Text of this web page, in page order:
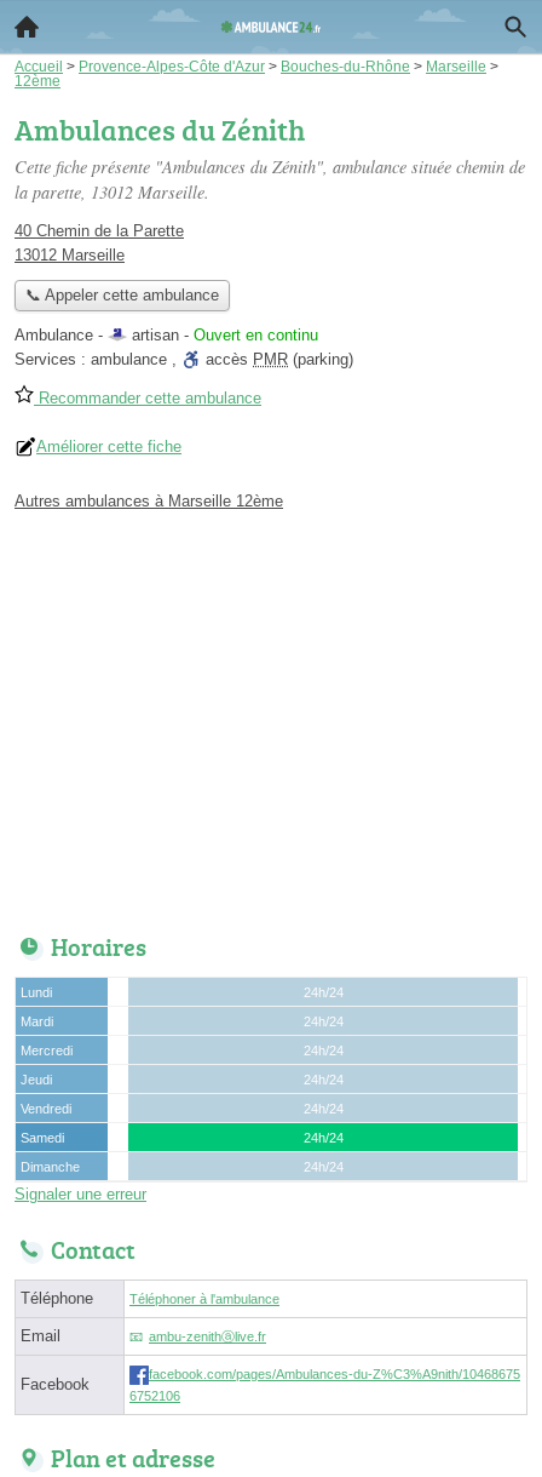
Accueil > Provence-Alpes-Côte d'Azur > Bouches-du-Rhône > Marseille >
12ème
Ambulances du Zénith
Cette fiche présente "Ambulances du Zénith", ambulance située chemin de
la parette, 13012 Marseille.
40 Chemin de la Parette
13012 Marseille
📞 Appeler cette ambulance
Ambulance - artisan - Ouvert en continu
Services : ambulance , accès PMR (parking)
Recommander cette ambulance
Améliorer cette fiche
Autres ambulances à Marseille 12ème
Horaires
Lundi
24h/24
Mardi
24h/24
Mercredi
24h/24
Jeudi
24h/24
Vendredi
24h/24
Samedi
24h/24
Dimanche
24h/24
Signaler une erreur
Contact
Téléphone Téléphoner à l'ambulance
Email ambu-zenithⓐlive.fr
Facebook
facebook.com/pages/Ambulances-du-Z%C3%A9nith/10468675
6752106
Plan et adresse